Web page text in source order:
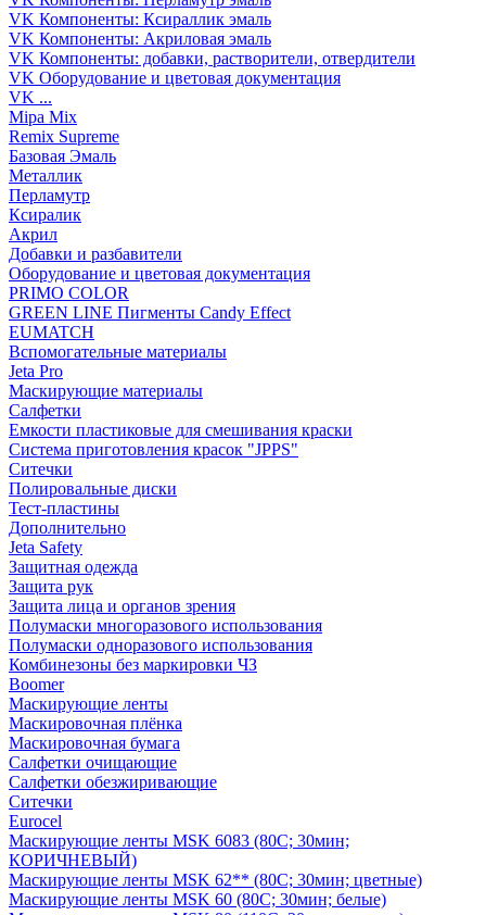
VK Компоненты: Ксираллик эмаль
VK Компоненты: Акриловая эмаль
VK Компоненты: добавки, растворители, отвердители
VK Оборудование и цветовая документация
VK ...
Mipa Mix
Remix Supreme
Базовая Эмаль
Металлик
Перламутр
Ксиралик
Акрил
Добавки и разбавители
Оборудование и цветовая документация
PRIMO COLOR
GREEN LINE Пигменты Candy Effect
EUMATCH
Вспомогательные материалы
Jeta Pro
Маскирующие материалы
Салфетки
Емкости пластиковые для смешивания краски
Система приготовления красок "JPPS"
Ситечки
Полировальные диски
Тест-пластины
Дополнительно
Jeta Safety
Защитная одежда
Защита рук
Защита лица и органов зрения
Полумаски многоразового использования
Полумаски одноразового использования
Комбинезоны без маркировки ЧЗ
Boomer
Маскирующие ленты
Маскировочная плёнка
Маскировочная бумага
Салфетки очищающие
Салфетки обезжиривающие
Ситечки
Euroсel
Маскирующие ленты MSK 6083 (80С; 30мин;
КОРИЧНЕВЫЙ)
Маскирующие ленты MSK 62** (80С; 30мин; цветные)
Маскирующие ленты MSK 60 (80С; 30мин; белые)